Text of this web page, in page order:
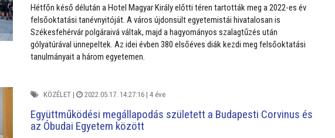
Hétfőn késő délután a Hotel Magyar Király előtti téren tartották meg a 2022-es év
felsőoktatási tanévnyitóját. A város újdonsült egyetemistái hivatalosan is
Székesfehérvár polgáraivá váltak, majd a hagyományos szalagtűzés után
gólyatúrával ünnepeltek. Az idei évben 380 elsőéves diák kezdi meg felsőoktatási
tanulmányait a három egyetemen.
KÖZÉLET| 2022.05.17. 14:27:16 | 4 éve
Együttműködési megállapodás született a Budapesti Corvinus és
az Óbudai Egyetem között